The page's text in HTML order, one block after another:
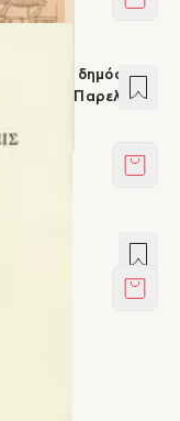
Στο
- (Τρία δημόσια
Παρελθόν,
Στο
Στο